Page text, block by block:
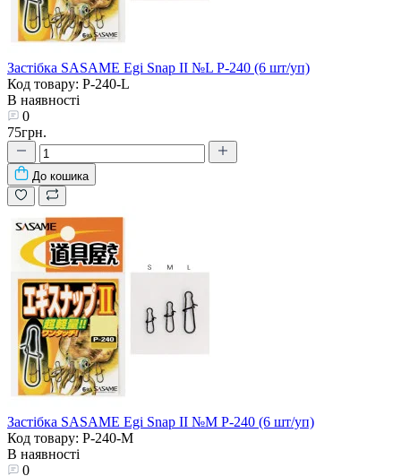
Застібка SASAME Egi Snap II №L P-240 (6 шт/уп)
Код товару: P-240-L
В наявності
0
75грн.
До кошика
Застібка SASAME Egi Snap II №M P-240 (6 шт/уп)
Код товару: P-240-M
В наявності
0